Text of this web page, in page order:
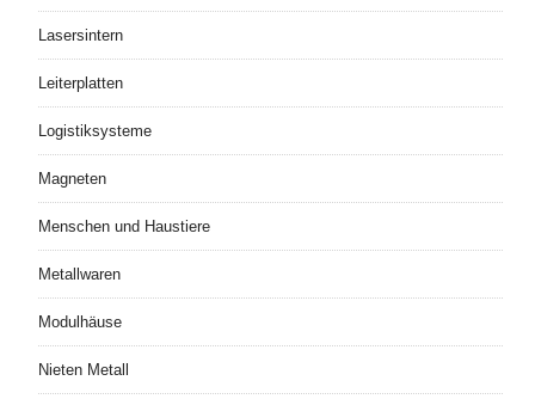
Lasersintern
Leiterplatten
Logistiksysteme
Magneten
Menschen und Haustiere
Metallwaren
Modulhäuse
Nieten Metall